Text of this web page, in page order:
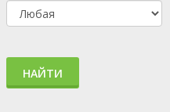
НАЙТИ